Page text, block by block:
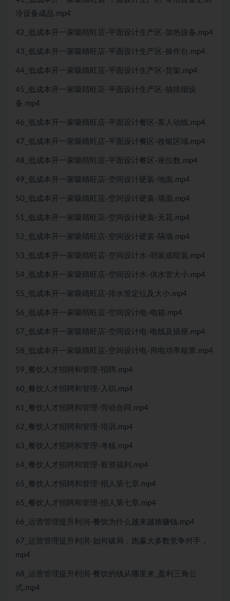
冷设备成品.mp4
42_低成本开一家吸睛旺店-平面设计生产区-加热设备.mp4
43_低成本开一家吸睛旺店-平面设计生产区-操作台.mp4
44_低成本开一家吸睛旺店-平面设计生产区-货架.mp4
45_低成本开一家吸睛旺店-平面设计生产区-抽排烟设
备.mp4
46_低成本开一家吸睛旺店-平面设计餐区-客人动线.mp4
47_低成本开一家吸睛旺店-平面设计餐区-收银区域.mp4
48_低成本开一家吸睛旺店-平面设计餐区-座位数.mp4
49_低成本开一家吸睛旺店-空间设计硬装-地面.mp4
50_低成本开一家吸睛旺店-空间设计硬装-墙面.mp4
51_低成本开一家吸睛旺店-空间设计硬装-天花.mp4
52_低成本开一家吸睛旺店-空间设计硬装-隔墙.mp4
53_低成本开一家吸睛旺店-空间设计水-明装或暗装.mp4
54_低成本开一家吸睛旺店-空间设计水-供水管大小.mp4
55_低成本开一家吸睛旺店-排水管定位及大小.mp4
56_低成本开一家吸睛旺店-空间设计电-电箱.mp4
57_低成本开一家吸睛旺店-空间设计电-电线及插座.mp4
58_低成本开一家吸睛旺店-空间设计电-用电功率核算.mp4
59_餐饮人才招聘和管理-招聘.mp4
60_餐饮人才招聘和管理-入职.mp4
61_餐饮人才招聘和管理-劳动合同.mp4
62_餐饮人才招聘和管理-培训.mp4
63_餐饮人才招聘和管理-考核.mp4
64_餐饮人才招聘和管理-薪资福利.mp4
65_餐饮人才招聘和管理-招人第七章.mp4
65_餐饮人才招聘和管理-招人第七章.mp4
66_运营管理提升利润-餐饮为什么越来越难赚钱.mp4
67_运营管理提升利润-如何破局，跑赢大多数竞争对手，
mp4
68_运营管理提升利润-餐饮的钱从哪里来_盈利三角公
式.mp4